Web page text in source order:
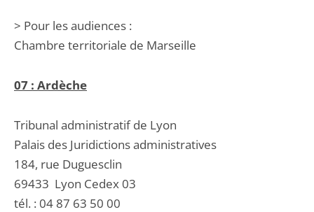
> Pour les audiences :
Chambre territoriale de Marseille
07 : Ardèche
Tribunal administratif de Lyon
Palais des Juridictions administratives
184, rue Duguesclin
69433 Lyon Cedex 03
tél. : 04 87 63 50 00